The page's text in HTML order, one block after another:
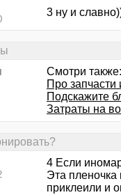
3 ну и
Смотри также:
Про запчасти
Подскажите
Затраты на
4 Если
Эта
приклеили и